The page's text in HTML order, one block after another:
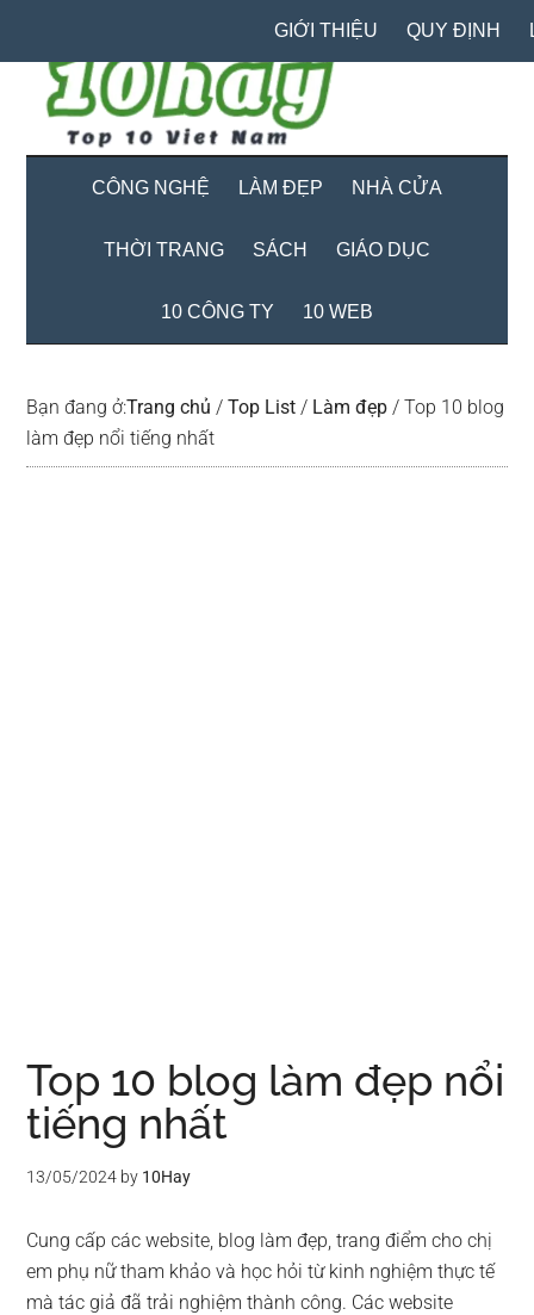
content
secondary
menu
primary
sidebar
GIỚI THIỆU QUY ĐỊNH
CÔNG NGHỆ LÀM ĐẸP NHÀ CỬA
THỜI TRANG SÁCH GIÁO DỤC
10 CÔNG TY 10 WEB
Bạn đang ở:Trang chủ / Top List / Làm đẹp / Top 10 blog
làm đẹp nổi tiếng nhất
Top 10 blog làm đẹp nổi
tiếng nhất
13/05/2024 by 10Hay
Cung cấp các website, blog làm đẹp, trang điểm cho chị
em phụ nữ tham khảo và học hỏi từ kinh nghiệm thực tế
mà tác giả đã trải nghiệm thành công. Các website